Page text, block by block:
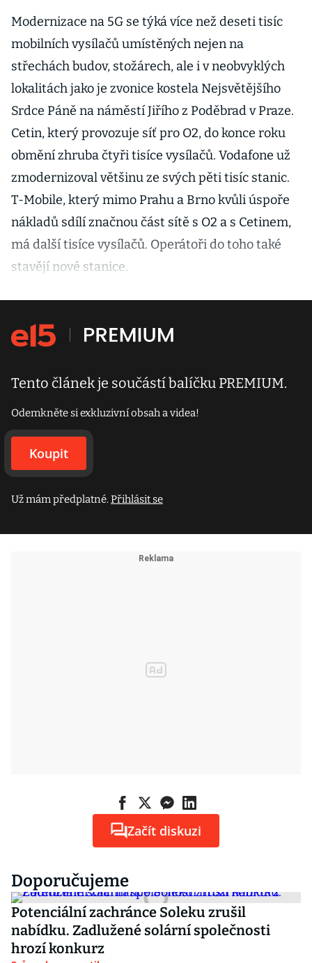
Modernizace na 5G se týká více než deseti tisíc
mobilních vysílačů umístěných nejen na
střechách budov, stožárech, ale i v neobvyklých
lokalitách jako je zvonice kostela Nejsvětějšího
Srdce Páně na náměstí Jiřího z Poděbrad v Praze.
Cetin, který provozuje síť pro O2, do konce roku
obmění zhruba čtyři tisíce vysílačů. Vodafone už
zmodernizoval většinu ze svých pěti tisíc stanic.
T-Mobile, který mimo Prahu a Brno kvůli úspoře
nákladů sdílí značnou část sítě s O2 a s Cetinem,
má další tisíce vysílačů. Operátoři do toho také
stavějí nové stanice.
Tento článek je součástí balíčku PREMIUM.
Odemkněte si exkluzivní obsah a videa!
Koupit
Už mám předplatné.Přihlásit se
Začít diskuzi
Doporučujeme
Potenciální zachránce Soleku zrušil
nabídku. Zadlužené solární společnosti
hrozí konkurz